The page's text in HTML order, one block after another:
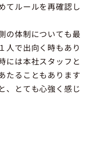
てルールを再確認し
の体制についても最
人で出向く時もあり
には本社スタッフと
たることもあります
、とても心強く感じ